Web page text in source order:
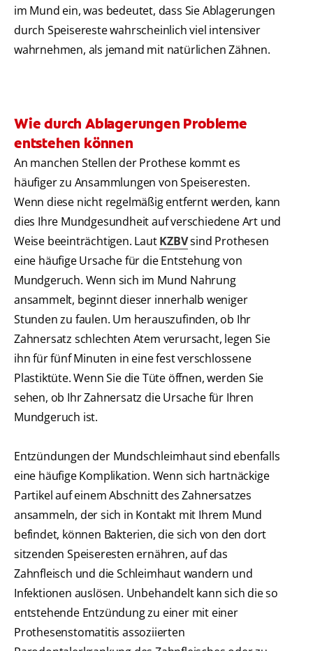
im Mund ein, was bedeutet, dass Sie Ablagerungen
durch Speisereste wahrscheinlich viel intensiver
wahrnehmen, als jemand mit natürlichen Zähnen.
Wie durch Ablagerungen Probleme
entstehen können
An manchen Stellen der Prothese kommt es
häufiger zu Ansammlungen von Speiseresten.
Wenn diese nicht regelmäßig entfernt werden, kann
dies Ihre Mundgesundheit auf verschiedene Art und
Weise beeinträchtigen. LautKZBVsind Prothesen
eine häufige Ursache für die Entstehung von
Mundgeruch. Wenn sich im Mund Nahrung
ansammelt, beginnt dieser innerhalb weniger
Stunden zu faulen. Um herauszufinden, ob Ihr
Zahnersatz schlechten Atem verursacht, legen Sie
ihn für fünf Minuten in eine fest verschlossene
Plastiktüte. Wenn Sie die Tüte öffnen, werden Sie
sehen, ob Ihr Zahnersatz die Ursache für Ihren
Mundgeruch ist.
Entzündungen der Mundschleimhaut sind ebenfalls
eine häufige Komplikation. Wenn sich hartnäckige
Partikel auf einem Abschnitt des Zahnersatzes
ansammeln, der sich in Kontakt mit Ihrem Mund
befindet, können Bakterien, die sich von den dort
sitzenden Speiseresten ernähren, auf das
Zahnfleisch und die Schleimhaut wandern und
Infektionen auslösen. Unbehandelt kann sich die so
entstehende Entzündung zu einer mit einer
Prothesenstomatitis assoziierten